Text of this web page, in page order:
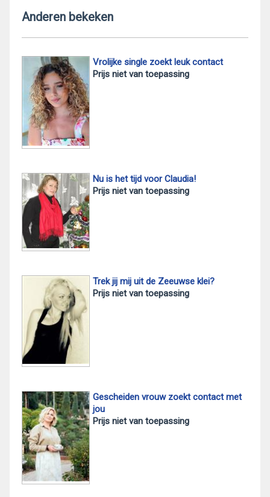
Anderen bekeken
Vrolijke single zoekt leuk contact
Prijs niet van toepassing
Nu is het tijd voor Claudia!
Prijs niet van toepassing
Trek jij mij uit de Zeeuwse klei?
Prijs niet van toepassing
Gescheiden vrouw zoekt contact met
jou
Prijs niet van toepassing